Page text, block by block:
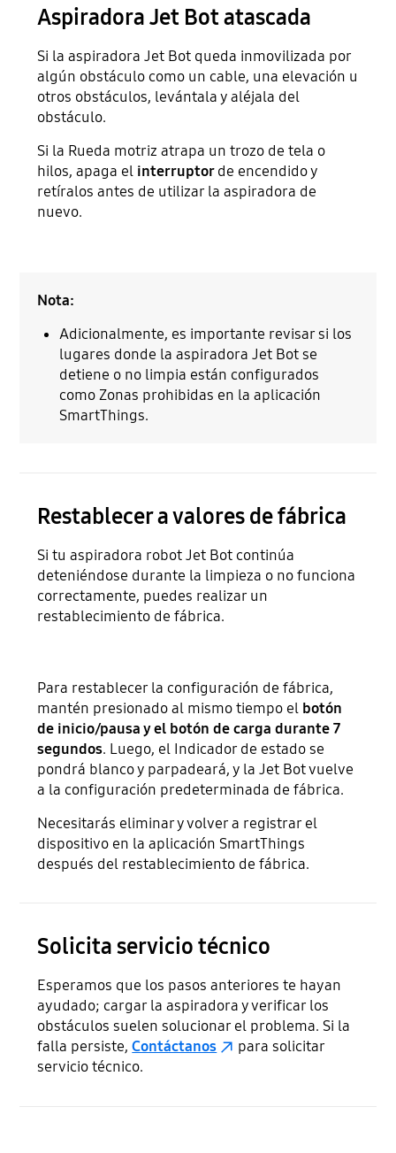
Aspiradora Jet Bot atascada
Si la aspiradora Jet Bot queda inmovilizada por
algún obstáculo como un cable, una elevación u
otros obstáculos, levántala y aléjala del
obstáculo.
Si la Rueda motriz atrapa un trozo de tela o
hilos, apaga el interruptorde encendido y
retíralos antes de utilizar la aspiradora de
nuevo.
Nota:
Adicionalmente, es importante revisar si los
lugares donde la aspiradora Jet Bot se
detiene o no limpia están configurados
como Zonas prohibidas en la aplicación
SmartThings.
Restablecer a valores de fábrica
Si tu aspiradora robot Jet Bot continúa
deteniéndose durante la limpieza o no funciona
correctamente, puedes realizar un
restablecimiento de fábrica.
Para restablecer la configuración de fábrica,
mantén presionado al mismo tiempo el botón
de inicio/pausa y el botón de carga durante 7
segundos. Luego, el Indicador de estado se
pondrá blanco y parpadeará, y la Jet Bot vuelve
a la configuración predeterminada de fábrica.
Necesitarás eliminar y volver a registrar el
dispositivo en la aplicación SmartThings
después del restablecimiento de fábrica.
Solicita servicio técnico
Esperamos que los pasos anteriores te hayan
ayudado; cargar la aspiradora y verificar los
obstáculos suelen solucionar el problema. Si la
falla persiste,Contáctanos
para solicitar
servicio técnico.